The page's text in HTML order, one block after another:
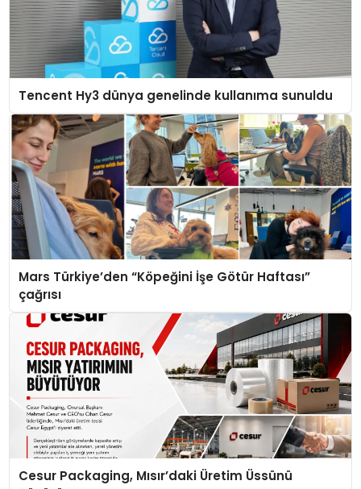
Tencent Hy3 dünya genelinde kullanıma sunuldu
Mars Türkiye’den “Köpeğini İşe Götür Haftası”
çağrısı
Cesur Packaging, Mısır’daki Üretim Üssünü